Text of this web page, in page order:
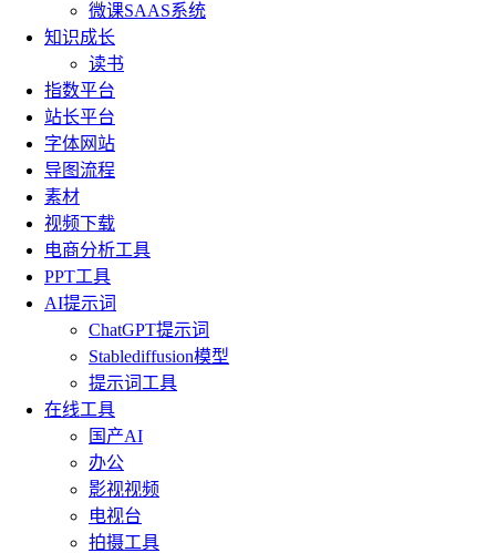
微课SAAS系统
知识成长
读书
指数平台
站长平台
字体网站
导图流程
素材
视频下载
电商分析工具
PPT工具
AI提示词
ChatGPT提示词
Stablediffusion模型
提示词工具
在线工具
国产AI
办公
影视视频
电视台
拍摄工具